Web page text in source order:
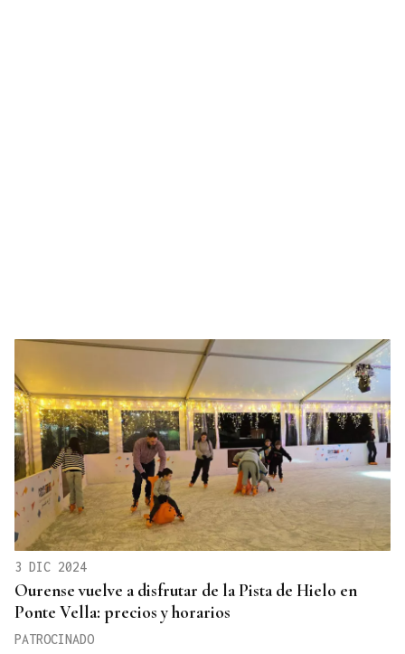
3 DIC 2024
Ourense vuelve a disfrutar de la Pista de Hielo en
Ponte Vella: precios y horarios
PATROCINADO